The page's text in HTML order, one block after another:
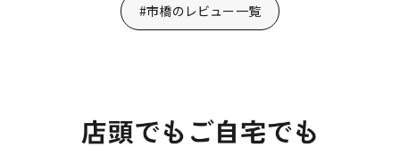
#市橋のレビュー一覧